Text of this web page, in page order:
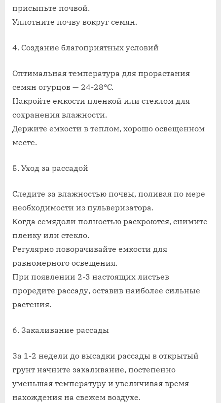
присыпьте почвой.
Уплотните почву вокруг семян.
4. Создание благоприятных условий
Оптимальная температура для прорастания
семян огурцов — 24-28°C.
Накройте емкости пленкой или стеклом для
сохранения влажности.
Держите емкости в теплом, хорошо освещенном
месте.
5. Уход за рассадой
Следите за влажностью почвы, поливая по мере
необходимости из пульверизатора.
Когда семядоли полностью раскроются, снимите
пленку или стекло.
Регулярно поворачивайте емкости для
равномерного освещения.
При появлении 2-3 настоящих листьев
проредите рассаду, оставив наиболее сильные
растения.
6. Закаливание рассады
За 1-2 недели до высадки рассады в открытый
грунт начните закаливание, постепенно
уменьшая температуру и увеличивая время
нахождения на свежем воздухе.